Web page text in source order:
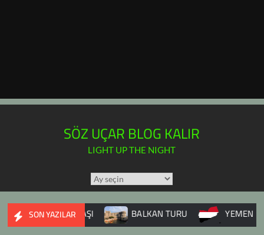
SÖZ UÇAR BLOG KALIR
LIGHT UP THE NIGHT
TÜM
YAZILAR
TAKVİMİ
SON YAZILAR
İÇ SAVAŞI BALKAN TURU YEMEN